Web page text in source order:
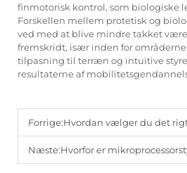
finmotorisk kontrol, som biologiske
Forskellen mellem protetisk og
ved med at blive mindre takket
fremskridt, især inden for
tilpasning til terræn og intuitive
resultaterne af
Forrige:Hvordan vælger du det rigtige prostetiske
Næste:Hvorfor er mikroprocessorstyrede